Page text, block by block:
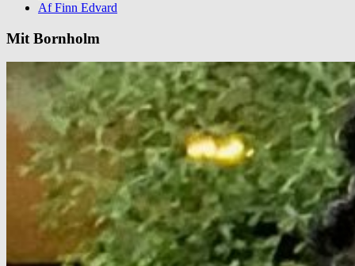
AfFinn Edvard
Mit Bornholm